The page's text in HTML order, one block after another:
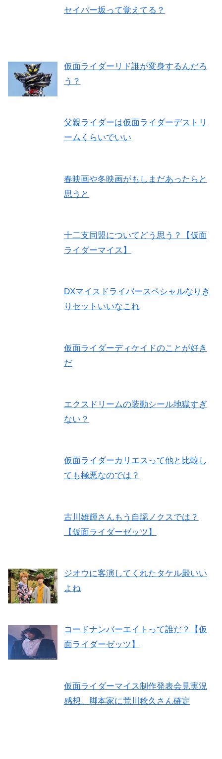
セイバー坂って覚えてる？
仮面ライダーリド誰が変身するんだろ
う？
父親ライダーは仮面ライダーデストリ
ームくらいでいい
春映画や冬映画がもしまだあったらと
思うと
十二支同盟についてどう思う？【仮面
ライダーマイス】
DXマイスドライバースペシャルなりき
りセットいいなこれ
仮面ライダーディケイドのことが好き
だ
エクスドリームの装動シール地獄すぎ
ない？
仮面ライダーカリエスって他と比較し
ても極悪なのでは？
古川雄輝さんもう自認ノクスでは？
【仮面ライダーゼッツ】
ジオウに客演してくれたタケル殿いい
よね
コードナンバーエイトって誰だ？【仮
面ライダーゼッツ】
仮面ライダーマイス制作発表会見実況
感想。脚本家に荒川稔久さん確定